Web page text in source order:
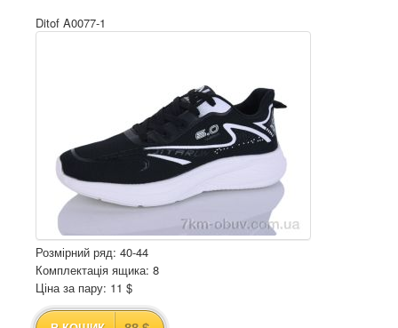
Ditof A0077-1
Розмірний ряд: 40-44
Комплектація ящика: 8
Ціна за пару: 11 $